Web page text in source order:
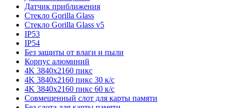
Датчик приближения
Стекло Gorilla Glass
Стекло Gorilla Glass v5
IP53
IP54
Без защиты от влаги и пыли
Корпус алюминий
4K 3840x2160 пикс
4K 3840x2160 пикс 30 к/с
4K 3840x2160 пикс 60 к/с
Совмещенный слот для карты памяти